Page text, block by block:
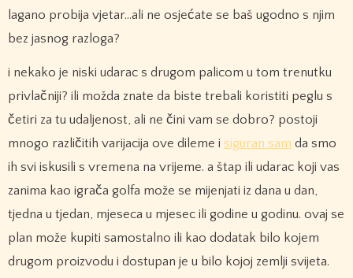
lagano probija vjetar…ali ne osjećate se baš ugodno s njim
bez jasnog razloga?
i nekako je niski udarac s drugom palicom u tom trenutku
privlačniji? ili možda znate da biste trebali koristiti peglu s
četiri za tu udaljenost, ali ne čini vam se dobro? postoji
mnogo različitih varijacija ove dileme i siguran sam da smo
ih svi iskusili s vremena na vrijeme. a štap ili udarac koji vas
zanima kao igrača golfa može se mijenjati iz dana u dan,
tjedna u tjedan, mjeseca u mjesec ili godine u godinu. ovaj se
plan može kupiti samostalno ili kao dodatak bilo kojem
drugom proizvodu i dostupan je u bilo kojoj zemlji svijeta.